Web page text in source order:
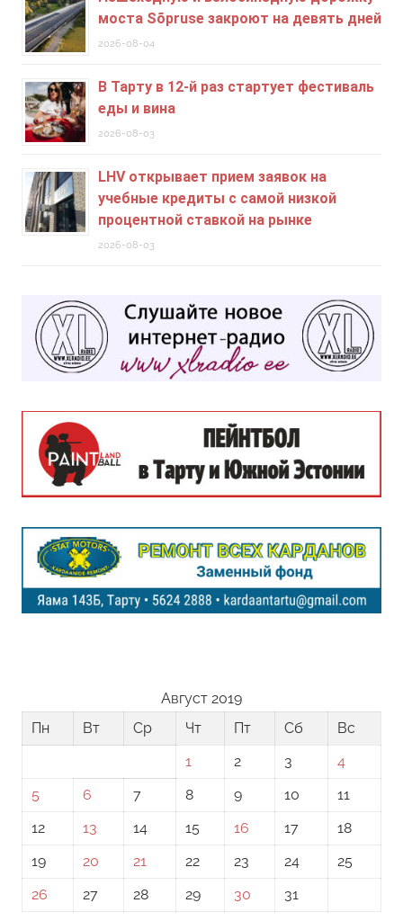
моста Sõpruse закроют на девять дней
2026-08-04
В Тарту в 12-й раз стартует фестиваль
еды и вина
2026-08-03
LHV открывает прием заявок на
учебные кредиты c самой низкой
процентной ставкой на рынке
2026-08-03
Август 2019
Пн
Вт Ср Чт Пт Сб
Вс
1
2 3
4
5
6 7 8 9 10
11
12
13 14 15 16 17
18
19
20 21 22 23 24
25
26
27 28 29 30 31